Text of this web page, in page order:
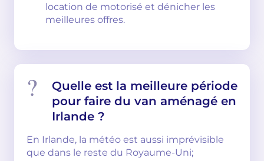
location de motorisé et dénicher les
meilleures offres.
Quelle est la meilleure période
pour faire du van aménagé en
Irlande ?
En Irlande, la météo est aussi imprévisible
que dans le reste du Royaume-Uni;